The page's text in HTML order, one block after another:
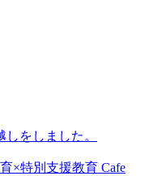
しをしました。
×特別支援教育 Cafe